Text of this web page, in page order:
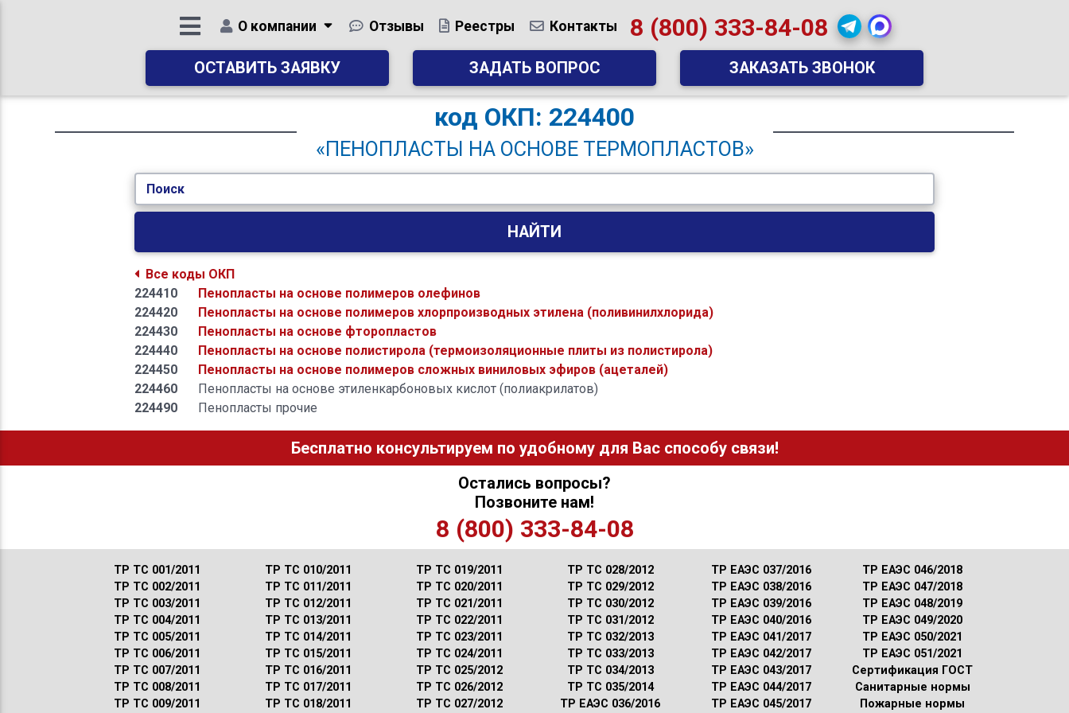
О компании Отзывы Реестры Контакты 8 (800) 333-84-08
ОСТАВИТЬ ЗАЯВКУ ЗАДАТЬ ВОПРОС ЗАКАЗАТЬ ЗВОНОК
код ОКП: 224400
«ПЕНОПЛАСТЫ НА ОСНОВЕ ТЕРМОПЛАСТОВ»
Поиск
НАЙТИ
Все коды ОКП
224410
Пенопласты на основе полимеров олефинов
224420
Пенопласты на основе полимеров хлорпроизводных этилена (поливинилхлорида)
224430
Пенопласты на основе фторопластов
224440
Пенопласты на основе полистирола (термоизоляционные плиты из полистирола)
224450
Пенопласты на основе полимеров сложных виниловых эфиров (ацеталей)
224460
Пенопласты на основе этиленкарбоновых кислот (полиакрилатов)
224490
Пенопласты прочие
Бесплатно консультируем по удобному для Вас способу связи!
Остались вопросы?
Позвоните нам!
8 (800) 333-84-08
ТР ТС 001/2011
ТР ТС 002/2011
ТР ТС 003/2011
ТР ТС 004/2011
ТР ТС 005/2011
ТР ТС 006/2011
ТР ТС 007/2011
ТР ТС 008/2011
ТР ТС 009/2011
ТР ТС 010/2011
ТР ТС 011/2011
ТР ТС 012/2011
ТР ТС 013/2011
ТР ТС 014/2011
ТР ТС 015/2011
ТР ТС 016/2011
ТР ТС 017/2011
ТР ТС 018/2011
ТР ТС 019/2011
ТР ТС 020/2011
ТР ТС 021/2011
ТР ТС 022/2011
ТР ТС 023/2011
ТР ТС 024/2011
ТР ТС 025/2012
ТР ТС 026/2012
ТР ТС 027/2012
ТР ТС 028/2012
ТР ТС 029/2012
ТР ТС 030/2012
ТР ТС 031/2012
ТР ТС 032/2013
ТР ТС 033/2013
ТР ТС 034/2013
ТР ТС 035/2014
ТР ЕАЭС 036/2016
ТР ЕАЭС 037/2016
ТР ЕАЭС 038/2016
ТР ЕАЭС 039/2016
ТР ЕАЭС 040/2016
ТР ЕАЭС 041/2017
ТР ЕАЭС 042/2017
ТР ЕАЭС 043/2017
ТР ЕАЭС 044/2017
ТР ЕАЭС 045/2017
ТР ЕАЭС 046/2018
ТР ЕАЭС 047/2018
ТР ЕАЭС 048/2019
ТР ЕАЭС 049/2020
ТР ЕАЭС 050/2021
ТР ЕАЭС 051/2021
Сертификация ГОСТ
Санитарные нормы
Пожарные нормы